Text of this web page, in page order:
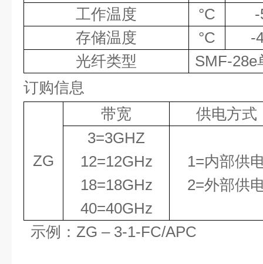
工作温度
°C
存储温度
°C
-
光纤类型
SMF-28e
订购信息
ZG
带宽
供电方式
3=3GHZ
12=12GHz
18=18GHz
40=40GHz
1=内部供
2=外部供
示例： ZG – 3-1-FC/APC